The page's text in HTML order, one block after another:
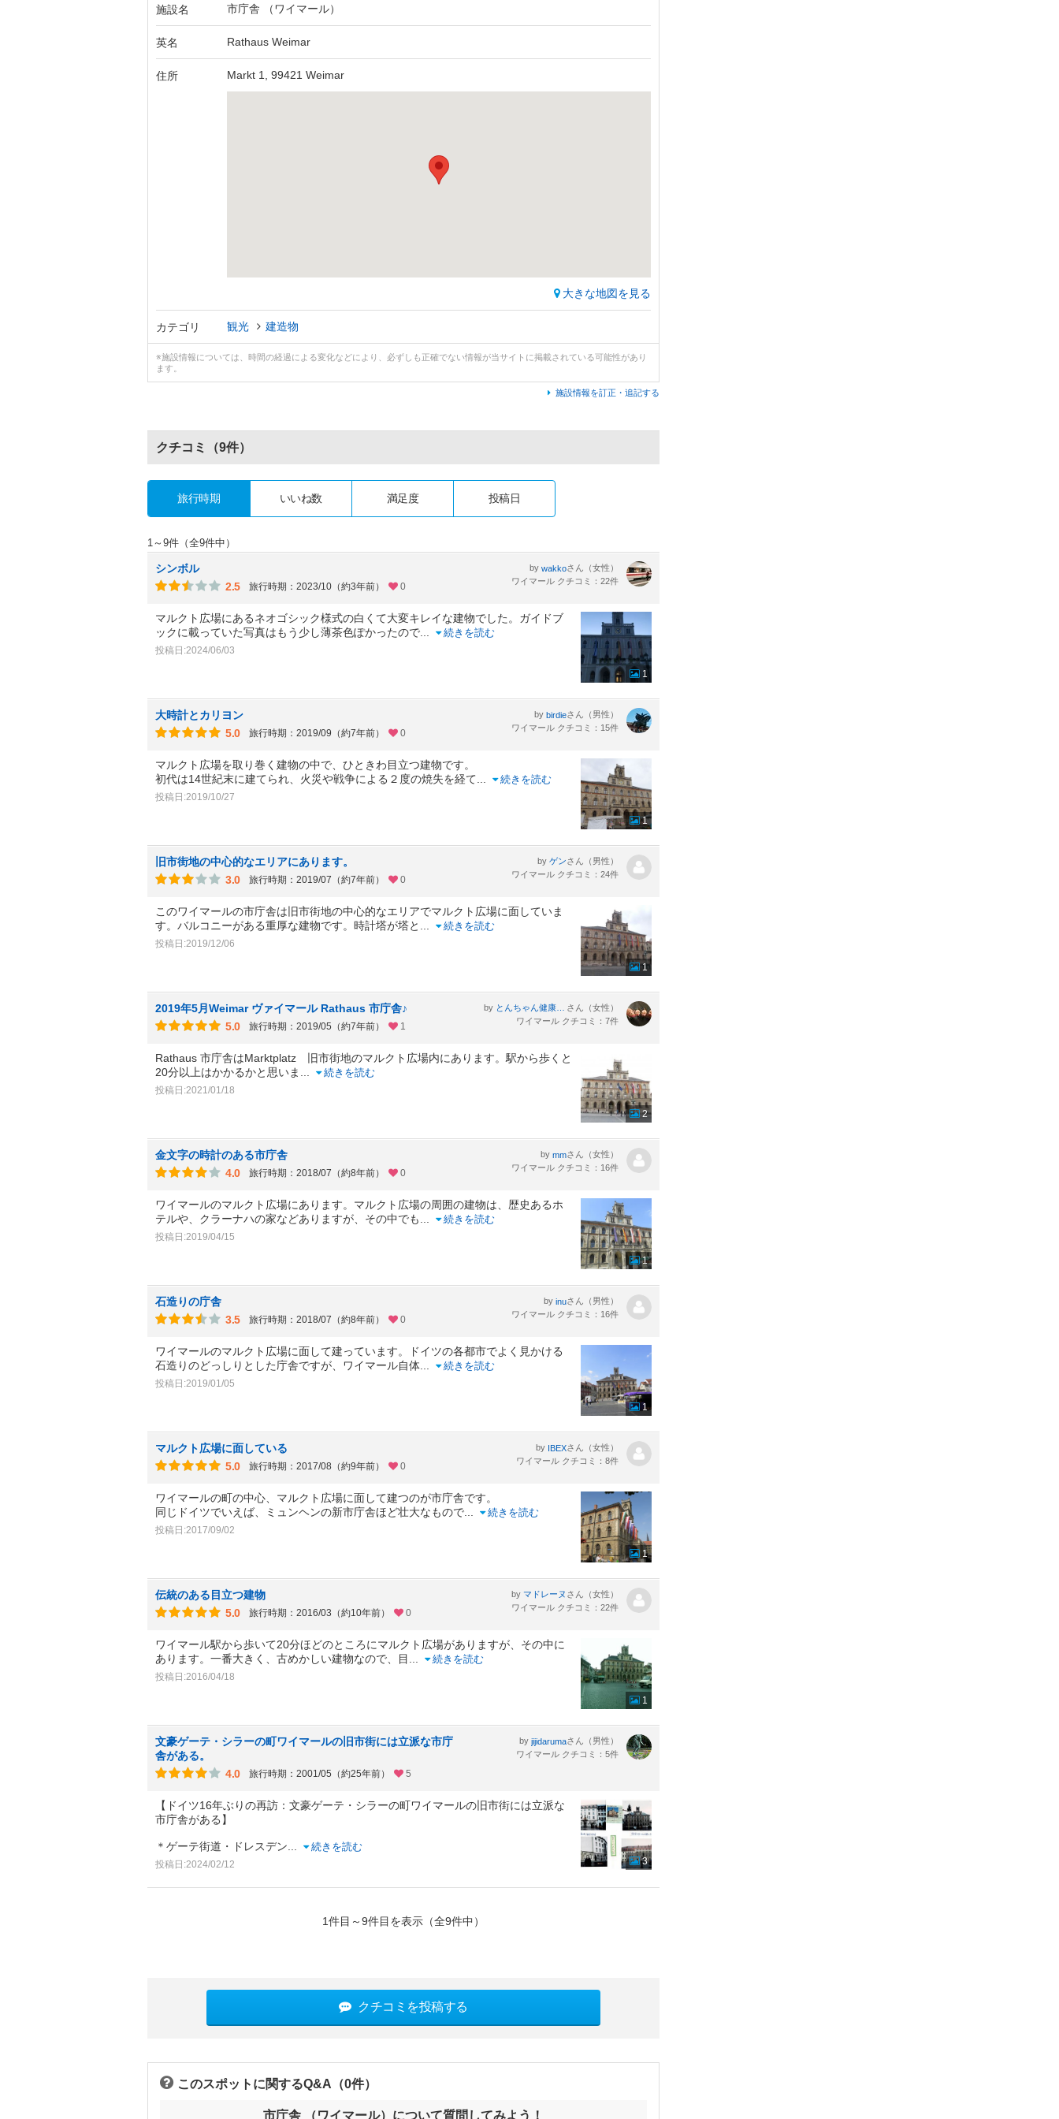
施設名 市庁舎 （ワイマール）
英名 Rathaus Weimar
住所 Markt 1, 99421 Weimar
大きな地図を見る
カテゴリ 観光 建造物
※施設情報については、時間の経過による変化などにより、必ずしも正確でない情報が当サイトに掲載されている可能性があり
ます。
施設情報を訂正・追記する
クチコミ （9件）
旅行時期 いいね数 満足度 投稿日
1～9件（全9件中）
シンボル
2.5
旅行時期：2023/10（約3年前） 0
by wakkoさん（女性）
ワイマール クチコミ：22件
マルクト広場にあるネオゴシック様式の白くて大変キレイな建物でした。ガイドブ
ックに載っていた写真はもう少し薄茶色ぽかったので
続きを読む
投稿日:2024/06/03
1
大時計とカリヨン
5.0
旅行時期：2019/09（約7年前） 0
by birdieさん（男性）
ワイマール クチコミ：15件
マルクト広場を取り巻く建物の中で、ひときわ目立つ建物です。
初代は14世紀末に建てられ、火災や戦争による２度の焼失を経て
続きを読む
投稿日:2019/10/27
1
旧市街地の中心的なエリアにあります。
3.0
旅行時期：2019/07（約7年前） 0
by ゲンさん（男性）
ワイマール クチコミ：24件
このワイマールの市庁舎は旧市街地の中心的なエリアでマルクト広場に面していま
す。バルコニーがある重厚な建物です。時計塔が塔と
続きを読む
投稿日:2019/12/06
1
2019年5月Weimar ヴァイマール Rathaus 市庁舎♪
5.0
旅行時期：2019/05（約7年前） 1
by
さん（女性）
ワイマール クチコミ：7件
Rathaus 市庁舎はMarktplatz 旧市街地のマルクト広場内にあります。駅から歩くと
20分以上はかかるかと思いま
続きを読む
投稿日:2021/01/18
2
金文字の時計のある市庁舎
4.0
旅行時期：2018/07（約8年前） 0
by mmさん（女性）
ワイマール クチコミ：16件
ワイマールのマルクト広場にあります。マルクト広場の周囲の建物は、歴史あるホ
テルや、クラーナハの家などありますが、その中でも
続きを読む
投稿日:2019/04/15
1
石造りの庁舎
3.5
旅行時期：2018/07（約8年前） 0
by inuさん（男性）
ワイマール クチコミ：16件
ワイマールのマルクト広場に面して建っています。ドイツの各都市でよく見かける
石造りのどっしりとした庁舎ですが、ワイマール自体
続きを読む
投稿日:2019/01/05
1
マルクト広場に面している
5.0
旅行時期：2017/08（約9年前） 0
by IBEXさん（女性）
ワイマール クチコミ：8件
ワイマールの町の中心、マルクト広場に面して建つのが市庁舎です。
同じドイツでいえば、ミュンヘンの新市庁舎ほど壮大なもので
続きを読む
投稿日:2017/09/02
1
伝統のある目立つ建物
5.0
旅行時期：2016/03（約10年前） 0
by マドレーヌ さん（女性）
ワイマール クチコミ：22件
ワイマール駅から歩いて20分ほどのところにマルクト広場がありますが、その中に
あります。一番大きく、古めかしい建物なので、目
続きを読む
投稿日:2016/04/18
1
文豪ゲーテ・シラーの町ワイマールの旧市街には立派な市庁
舎がある。
4.0
旅行時期：2001/05（約25年前） 5
by jijidarumaさん（男性）
ワイマール クチコミ：5件
【ドイツ16年ぶりの再訪：文豪ゲーテ・シラーの町ワイマールの旧市街には立派な
市庁舎がある】
＊ゲーテ街道・ドレスデン 続きを読む
投稿日:2024/02/12 3
1件目～9件目を表示（全9件中）
クチコミを投稿する
このスポットに関するQ&A（0件）
市庁舎 （ワイマール）について質問してみよう！